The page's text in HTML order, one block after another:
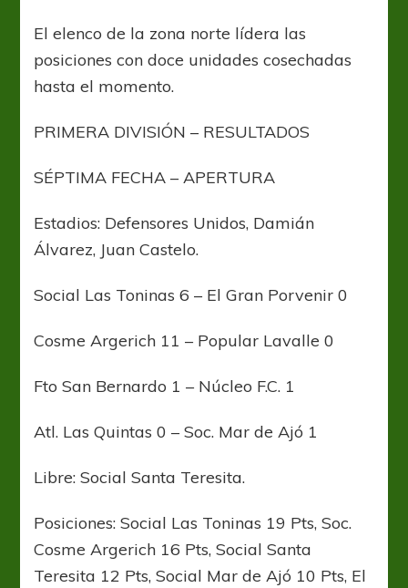
El elenco de la zona norte lídera las
posiciones con doce unidades cosechadas
hasta el momento.
PRIMERA DIVISIÓN – RESULTADOS
SÉPTIMA FECHA – APERTURA
Estadios: Defensores Unidos, Damián
Álvarez, Juan Castelo.
Social Las Toninas 6 – El Gran Porvenir 0
Cosme Argerich 11 – Popular Lavalle 0
Fto San Bernardo 1 – Núcleo F.C. 1
Atl. Las Quintas 0 – Soc. Mar de Ajó 1
Libre: Social Santa Teresita.
Posiciones: Social Las Toninas 19 Pts, Soc.
Cosme Argerich 16 Pts, Social Santa
Teresita 12 Pts, Social Mar de Ajó 10 Pts, El